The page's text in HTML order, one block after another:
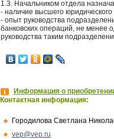
1.3. Начальником отдела
- наличие высшего
- опыт руководства
банковских операций, не менее
руководства таким
Информация о
Контактная информация:
Городилова Светлана
vep@vep.ru